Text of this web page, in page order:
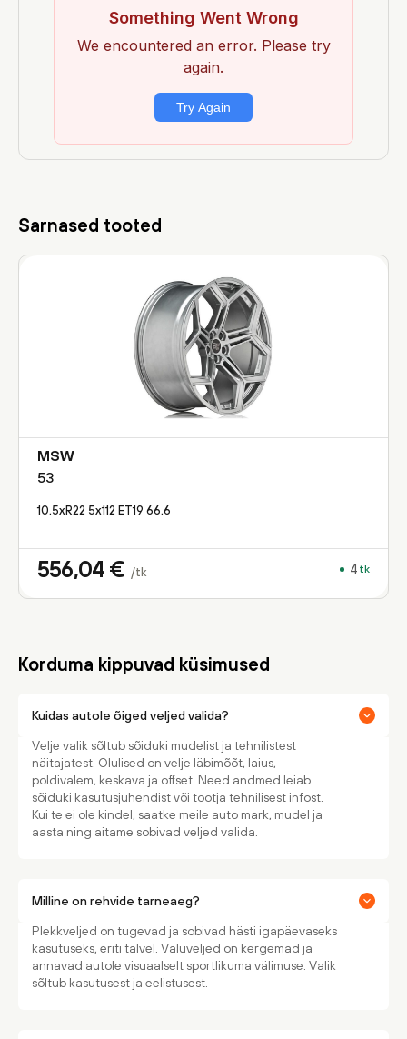
Sarnased tooted
MSW
53
10.5xR22 5x112 ET19 66.6
556,04 € /tk 4 tk
Korduma kippuvad küsimused
Kuidas autole õiged veljed valida?
Velje valik sõltub sõiduki mudelist ja tehnilistest
näitajatest. Olulised on velje läbimõõt, laius,
poldivalem, keskava ja offset. Need andmed leiab
sõiduki kasutusjuhendist või tootja tehnilisest infost.
Kui te ei ole kindel, saatke meile auto mark, mudel ja
aasta ning aitame sobivad veljed valida.
Milline on rehvide tarneaeg?
Plekkveljed on tugevad ja sobivad hästi igapäevaseks
kasutuseks, eriti talvel. Valuveljed on kergemad ja
annavad autole visuaalselt sportlikuma välimuse. Valik
sõltub kasutusest ja eelistusest.